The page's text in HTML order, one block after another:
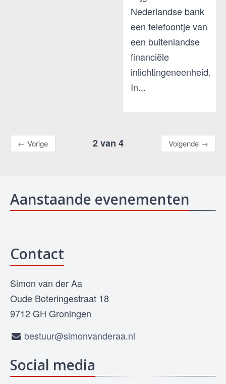
Nederlandse bank
een telefoontje van
een buitenlandse
financiële
inlichtingeneenheid.
In...
← Vorige 2 van 4 Volgende →
Aanstaande evenementen
Contact
Simon van der Aa
Oude Boteringestraat 18
9712 GH Groningen
bestuur@simonvanderaa.nl
Social media